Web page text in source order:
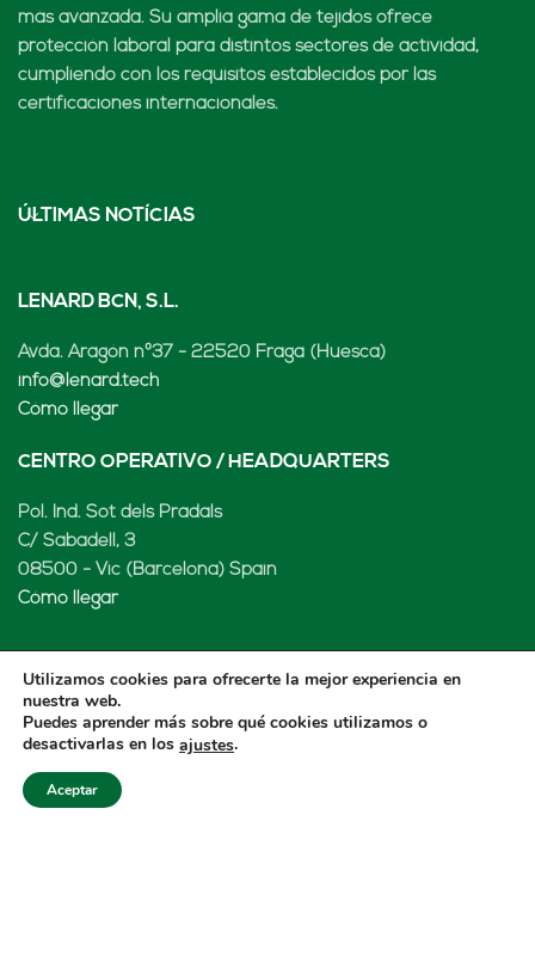
más avanzada. Su amplia gama de tejidos ofrece
protección laboral para distintos sectores de actividad,
cumpliendo con los requisitos establecidos por las
certificaciones internacionales.
ÚLTIMAS NOTÍCIAS
LENARD BCN, S.L.
Avda. Aragón nº37 - 22520 Fraga (Huesca)
info@lenard.tech
Cómo llegar
CENTRO OPERATIVO / HEADQUARTERS
Pol. Ind. Sot dels Pradals
C/ Sabadell, 3
08500 - Vic (Barcelona) Spain
Cómo llegar
LENARD MX, S de RL de CV
Rio Atoyac 30. Parque Industrial Empresarial
Cuautlancingo
Cuautlancingo, 72730 Puebla (México)
Utilizamos cookies para ofrecerte la mejor experiencia en
nuestra web.
Puedes aprender más sobre qué cookies utilizamos o
desactivarlas en los ajustes.
Aceptar